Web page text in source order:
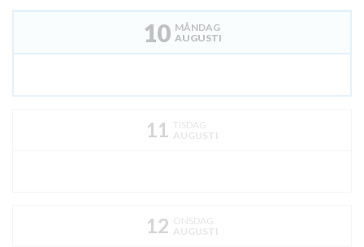
10 MÅNDAG
AUGUSTI
11 TISDAG
AUGUSTI
12 ONSDAG
AUGUSTI